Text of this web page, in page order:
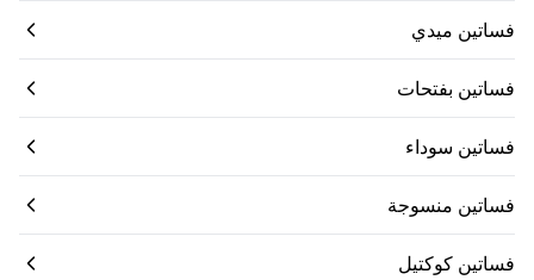
فساتين ميدي
فساتين بفتحات
فساتين سوداء
فساتين منسوجة
فساتين كوكتيل